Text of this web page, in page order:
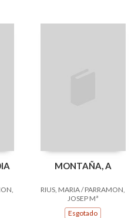
MONTAÑA, A
RIUS, MARIA / PARRAMON,
JOSEP Mª
Esgotado